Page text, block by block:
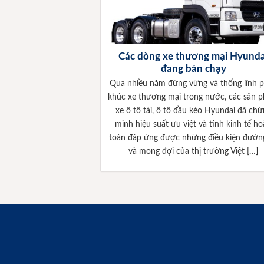
Các dòng xe thương mại
đang bán chạy
Qua nhiều năm đứng vững và thống lĩnh
khúc xe thương mại trong nước, các sản
xe ô tô tải, ô tô đầu kéo Hyundai đã
minh hiệu suất ưu việt và tính kinh tế
toàn đáp ứng được những điều kiện
và mong đợi của thị trường Việt […]